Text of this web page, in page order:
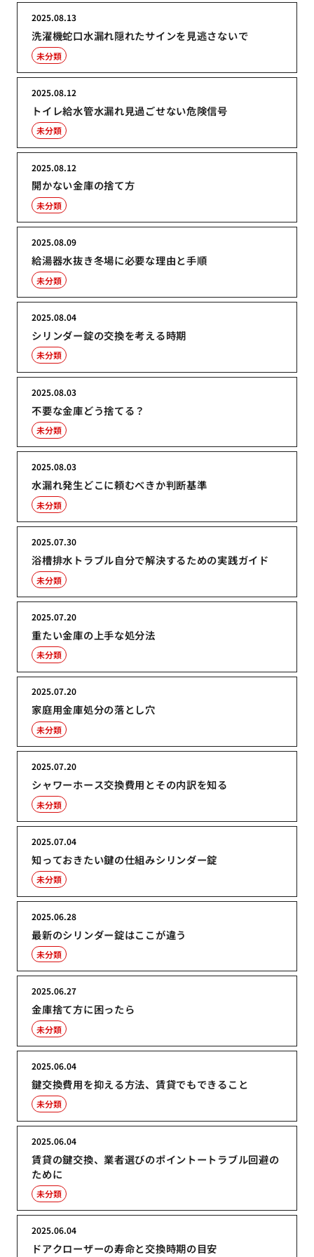
洗濯機蛇口水漏れ隠れたサインを見逃さないで
2025.08.13
未分類
トイレ給水管水漏れ見過ごせない危険信号
2025.08.12
未分類
開かない金庫の捨て方
2025.08.12
未分類
給湯器水抜き冬場に必要な理由と手順
2025.08.09
未分類
シリンダー錠の交換を考える時期
2025.08.04
未分類
不要な金庫どう捨てる？
2025.08.03
未分類
水漏れ発生どこに頼むべきか判断基準
2025.08.03
未分類
浴槽排水トラブル自分で解決するための実践ガイド
2025.07.30
未分類
重たい金庫の上手な処分法
2025.07.20
未分類
家庭用金庫処分の落とし穴
2025.07.20
未分類
シャワーホース交換費用とその内訳を知る
2025.07.20
未分類
知っておきたい鍵の仕組みシリンダー錠
2025.07.04
未分類
最新のシリンダー錠はここが違う
2025.06.28
未分類
金庫捨て方に困ったら
2025.06.27
未分類
鍵交換費用を抑える方法、賃貸でもできること
2025.06.04
未分類
賃貸の鍵交換、業者選びのポイントートラブル回避の
ために
2025.06.04
未分類
ドアクローザーの寿命と交換時期の目安
2025.06.04